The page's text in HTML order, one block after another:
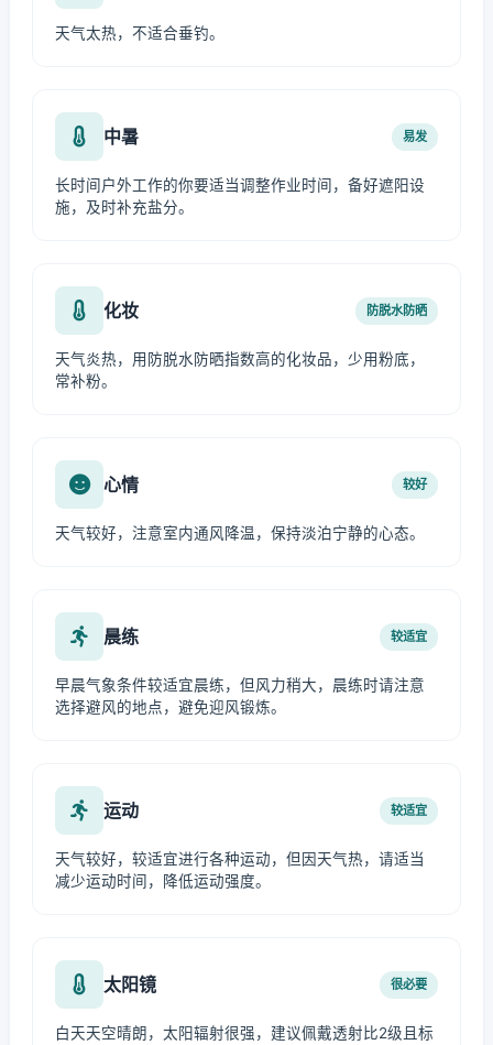
天气太热，不适合垂钓。
中暑 易发
长时间户外工作的你要适当调整作业时间，备好遮阳设
施，及时补充盐分。
化妆 防脱水防晒
天气炎热，用防脱水防晒指数高的化妆品，少用粉底，
常补粉。
心情 较好
天气较好，注意室内通风降温，保持淡泊宁静的心态。
晨练 较适宜
早晨气象条件较适宜晨练，但风力稍大，晨练时请注意
选择避风的地点，避免迎风锻炼。
运动 较适宜
天气较好，较适宜进行各种运动，但因天气热，请适当
减少运动时间，降低运动强度。
太阳镜 很必要
白天天空晴朗，太阳辐射很强，建议佩戴透射比2级且标